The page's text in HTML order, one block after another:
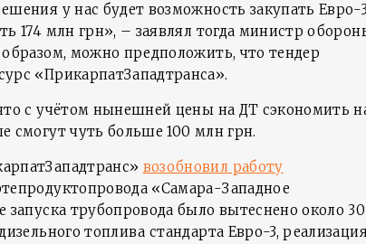
у нас будет возможность закупать Евро-
174 млн грн», – заявлял тогда министр
можно предположить, что тендер
«ПрикарпатЗападтранса».
с учётом нынешней цены на ДТ сэкономить
смогут чуть больше 100 млн грн.
возобновил работу
«Самара-Западное
запуска трубопровода было вытеснено около 30
топлива стандарта Евро-3,